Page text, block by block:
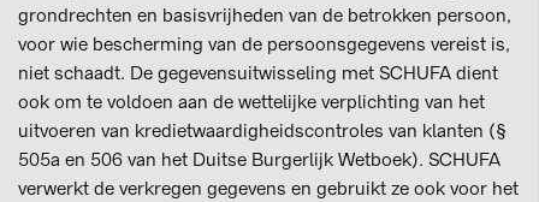
grondrechten en basisvrijheden van de betrokken persoon,
voor wie bescherming van de persoonsgegevens vereist is,
niet schaadt. De gegevensuitwisseling met SCHUFA dient
ook om te voldoen aan de wettelijke verplichting van het
uitvoeren van kredietwaardigheidscontroles van klanten (§
505a en 506 van het Duitse Burgerlijk Wetboek). SCHUFA
verwerkt de verkregen gegevens en gebruikt ze ook voor het